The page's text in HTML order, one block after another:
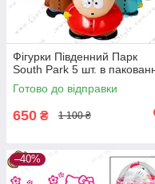
Фігурки Південний Парк
South Park 5 шт. в
Готово до відправки
650 ₴ 1 100 ₴
–40%